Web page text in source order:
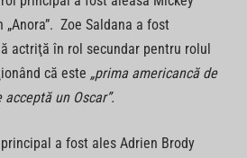
Zoe Saldana a fost
actriţă în rol secundar pentru rolul
că este „prima americancă de
un Oscar”.
a fost ales Adrien Brody